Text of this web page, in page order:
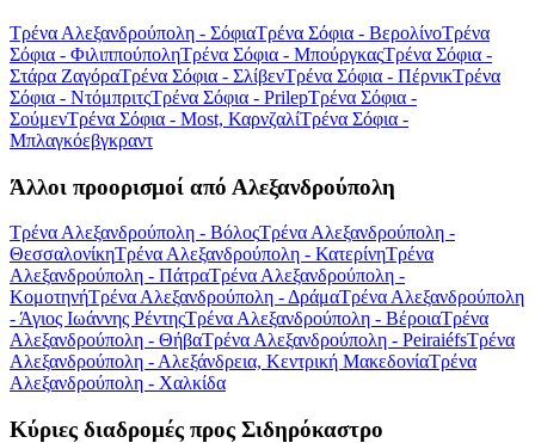
Τρένα Αλεξανδρούπολη - ΣόφιαΤρένα Σόφια - ΒερολίνοΤρένα
Σόφια - ΦιλιππούποληΤρένα Σόφια - ΜπούργκαςΤρένα Σόφια -
Στάρα ΖαγόραΤρένα Σόφια - ΣλίβενΤρένα Σόφια - ΠέρνικΤρένα
Σόφια - ΝτόμπριτςΤρένα Σόφια - PrilepΤρένα Σόφια -
ΣούμενΤρένα Σόφια - Most, ΚαρνζαλίΤρένα Σόφια -
Μπλαγκόεβγκραντ
Άλλοι προορισμοί από Αλεξανδρούπολη
Τρένα Αλεξανδρούπολη - ΒόλοςΤρένα Αλεξανδρούπολη -
ΘεσσαλονίκηΤρένα Αλεξανδρούπολη - ΚατερίνηΤρένα
Αλεξανδρούπολη - ΠάτραΤρένα Αλεξανδρούπολη -
ΚομοτηνήΤρένα Αλεξανδρούπολη - ΔράμαΤρένα Αλεξανδρούπολη
- Άγιος Ιωάννης ΡέντηςΤρένα Αλεξανδρούπολη - ΒέροιαΤρένα
Αλεξανδρούπολη - ΘήβαΤρένα Αλεξανδρούπολη - PeiraiéfsΤρένα
Αλεξανδρούπολη - Αλεξάνδρεια, Κεντρική ΜακεδονίαΤρένα
Αλεξανδρούπολη - Χαλκίδα
Κύριες διαδρομές προς Σιδηρόκαστρο